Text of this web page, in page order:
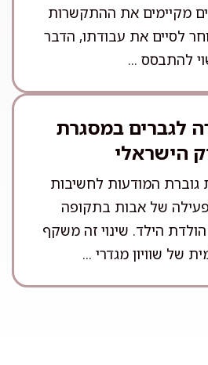
מקיימים את ההתקשרות
לסיים את עבודתו, הדבר
להתבסס ...
לגברים במסגרת
הישראלי
גוברת המודעות לחשיבות
של אבות בתקופה
הילד. שינוי זה משקף
של שוויון מגדרי ...